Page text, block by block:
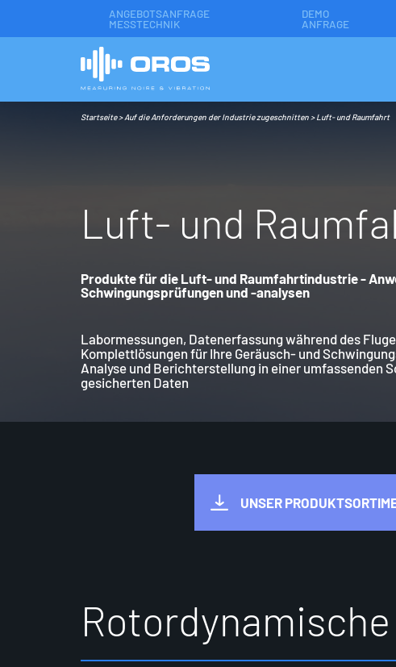
ANGEBOTSANFRAGE
MESSTECHNIK
DEMO
ANFRAGE
Startseite>Auf die Anforderungen der Industrie zugeschnitten>Luft- und Raumfahrt
L uft- und Raumfa
Produkte für die Luft- und Raumfahrtindustrie -
Schwingungsprüfungen und -analysen
Labormessungen, Datenerfassung während des
Komplettlösungen für Ihre Geräusch- und
Analyse und Berichterstellung in einer umfassenden
gesicherten Daten
UNSER
Rotordynamische